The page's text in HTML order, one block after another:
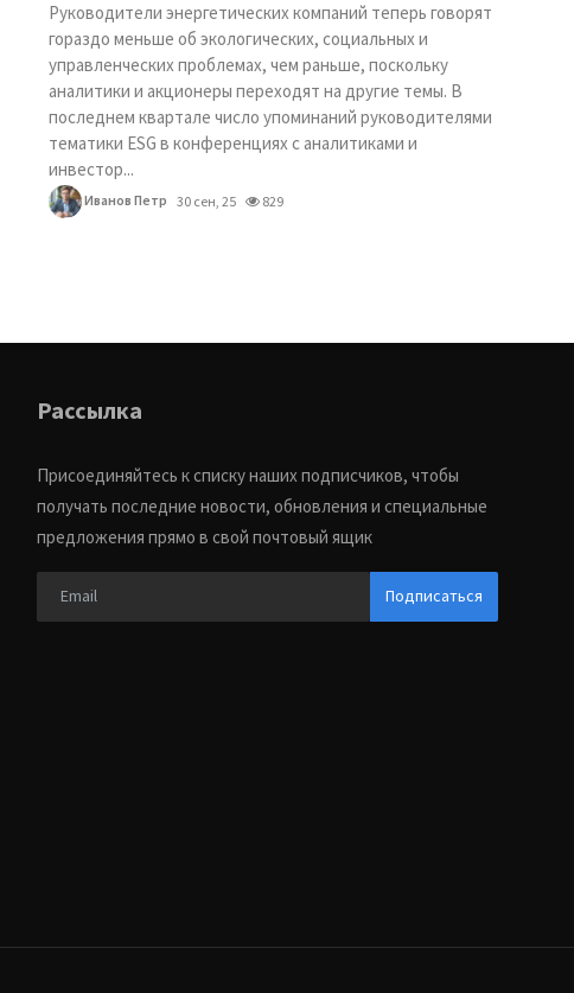
Руководители энергетических компаний теперь говорят
гораздо меньше об экологических, социальных и
управленческих проблемах, чем раньше, поскольку
аналитики и акционеры переходят на другие темы. В
последнем квартале число упоминаний руководителями
тематики ESG в конференциях с аналитиками и
инвестор...
Иванов Петр 30 сен, 25 829
Рассылка
Присоединяйтесь к списку наших подписчиков, чтобы
получать последние новости, обновления и специальные
предложения прямо в свой почтовый ящик
Подписаться